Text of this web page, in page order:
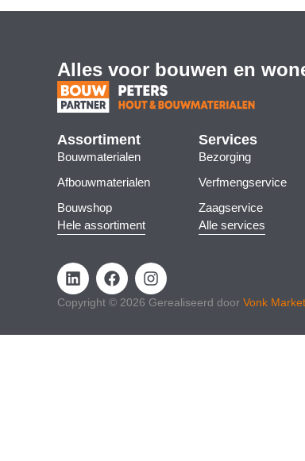
Alles voor bouwen en
Assortiment
Bouwmaterialen
Afbouwmaterialen
Bouwshop
Hele assortiment
Services
Bezorging
Verfmengservice
Zaagservice
Alle services
Copyright © 2026 Gerealiseerd door Vonk